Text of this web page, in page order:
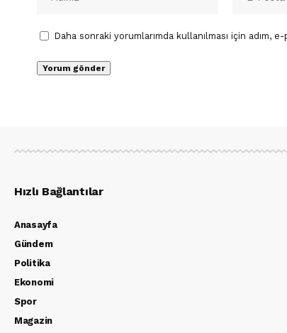
Daha sonraki yorumlarımda kullanılması için adım,
Hızlı Bağlantılar
Anasayfa
Gündem
Politika
Ekonomi
Spor
Magazin